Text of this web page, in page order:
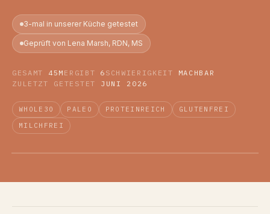
3-mal in unserer Küche getestet
Geprüft von Lena Marsh, RDN, MS
GESAMT 45M ERGIBT 6 SCHWIERIGKEIT
MACHBAR
ZULETZT GETESTET
JUNI 2026
WHOLE30 PALEO PROTEINREICH
GLUTENFREI
MILCHFREI